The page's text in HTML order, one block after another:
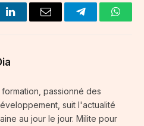
LinkedInEmail Telegram
passionné des
suit l'actualité
au jour le jour. Milite pour